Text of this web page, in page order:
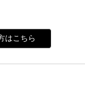
はこちら